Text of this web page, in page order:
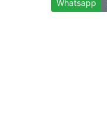
Whatsapp